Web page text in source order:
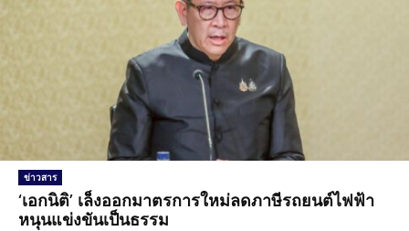
ข่าวสาร
‘เอกนิติ’ เล็งออกมาตรการใหม่ลดภาษีรถยนต์ไฟฟ้า
หนุนแข่งขันเป็นธรรม